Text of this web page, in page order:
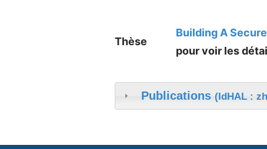
Thèse
Building A
pour voir les
Publications (IdHAL :